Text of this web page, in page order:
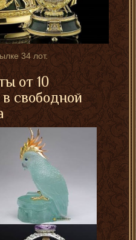
34 лот.
от 10
свободной